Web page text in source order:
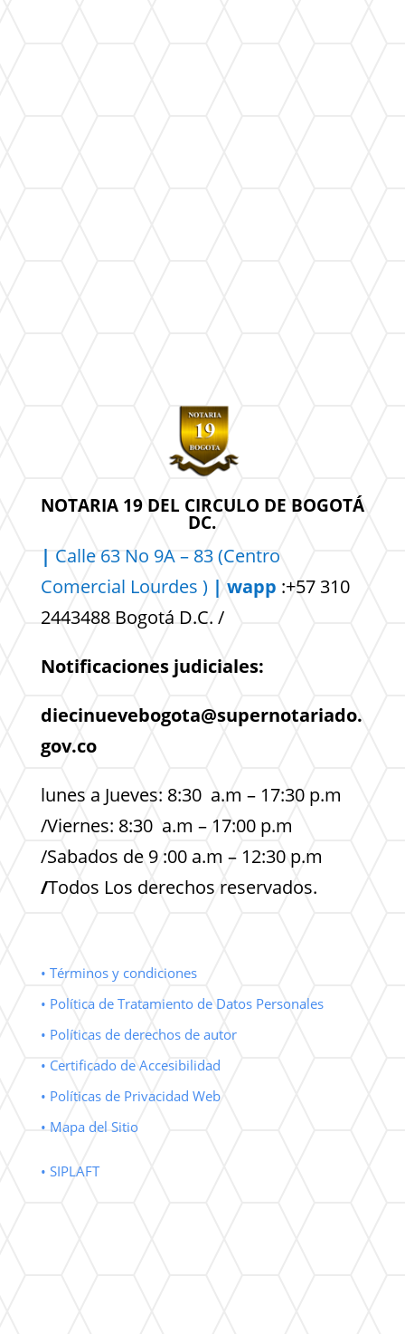
NOTARIA 19 DEL CIRCULO DE BOGOTÁ
DC.
| Calle 63 No 9A – 83 (Centro
Comercial Lourdes ) | wapp :+57 310
2443488 Bogotá D.C. /
Notificaciones judiciales:
diecinuevebogota@supernotariado.
gov.co
lunes a Jueves: 8:30 a.m – 17:30 p.m
/Viernes: 8:30 a.m – 17:00 p.m
/Sabados de 9 :00 a.m – 12:30 p.m
/Todos Los derechos reservados.
• Términos y condiciones
• Política de Tratamiento de Datos Personales
• Políticas de derechos de autor
• Certificado de Accesibilidad
• Políticas de Privacidad Web
• Mapa del Sitio
• SIPLAFT